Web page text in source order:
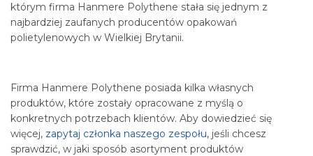
którym firma Hanmere Polythene stała się jednym z
najbardziej zaufanych producentów opakowań
polietylenowych w Wielkiej Brytanii.
Firma Hanmere Polythene posiada kilka własnych
produktów, które zostały opracowane z myślą o
konkretnych potrzebach klientów. Aby dowiedzieć się
więcej, zapytaj członka naszego zespołu, jeśli chcesz
sprawdzić, w jaki sposób asortyment produktów